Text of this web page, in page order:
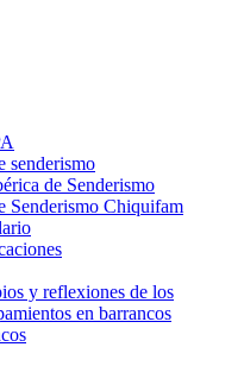
senderismo
de Senderismo
Senderismo Chiquifam
y reflexiones de los
en barrancos